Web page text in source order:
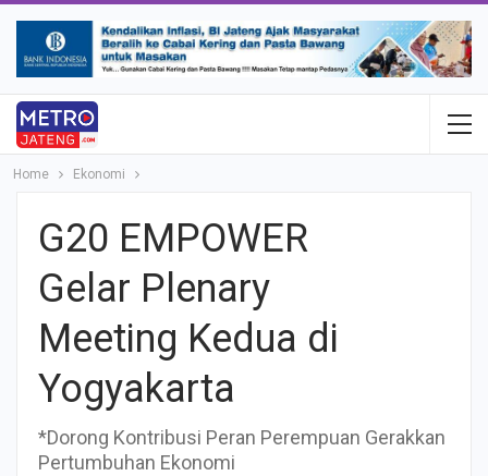
Home Ekonomi
G20 EMPOWER
Gelar Plenary
Meeting Kedua di
Yogyakarta
*Dorong Kontribusi Peran Perempuan Gerakkan
Pertumbuhan Ekonomi